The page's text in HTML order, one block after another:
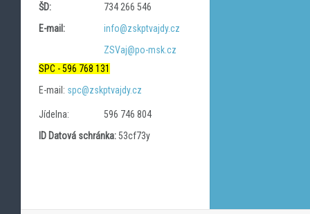
ŠD:
734 266 546
E-mail:
info@zskptvajdy.cz
ZSVaj@po-msk.cz
SPC - 596 768 131
E-mail: spc@zskptvajdy.cz
Jídelna:
596 746 804
ID Datová schránka:53cf73y